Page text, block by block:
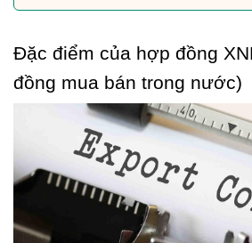
Đặc điểm của hợp đồng
đồng mua bán trong nước)